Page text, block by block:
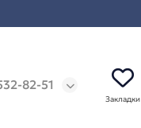
82-51
Закладки